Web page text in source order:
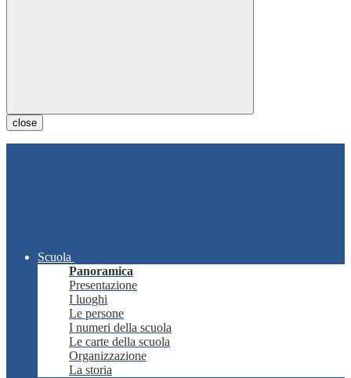
close
Scuola
Panoramica
Presentazione
I luoghi
Le persone
I numeri della scuola
Le carte della scuola
Organizzazione
La storia